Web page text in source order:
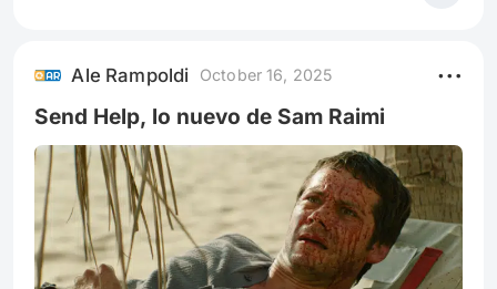
Watchmen gira en torno a un grupo de
superhéroes que existen en una Estados Unidos
distópica, donde
Ale Rampoldi October 16, 2025
Send Help, lo nuevo de Sam Raimi